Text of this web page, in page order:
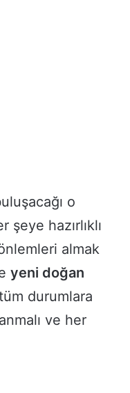
o
hazırlıklı
almak
yeni doğan
durumlara
ve her